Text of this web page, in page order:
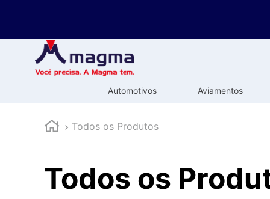
Automotivos Aviamentos
Todos os Produtos
Todos os